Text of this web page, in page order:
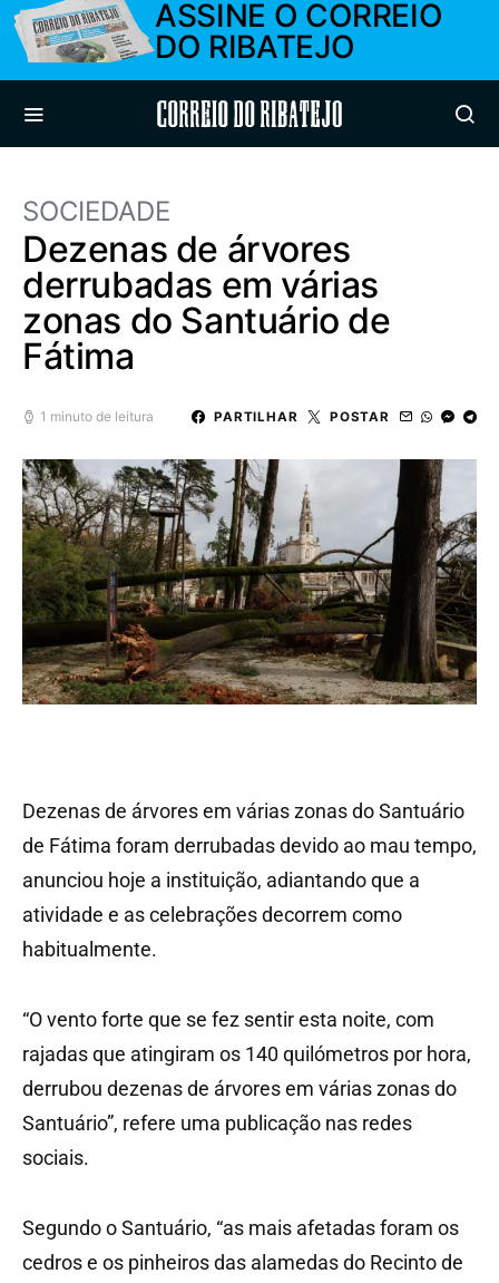
ASSINE O CORREIO
DO RIBATEJO
Correio do Ribatejo
SOCIEDADE
Dezenas de árvores
derrubadas em várias
zonas do Santuário de
Fátima
1 minuto de leitura PARTILHAR POSTAR
Dezenas de árvores em várias zonas do Santuário
de Fátima foram derrubadas devido ao mau tempo,
anunciou hoje a instituição, adiantando que a
atividade e as celebrações decorrem como
habitualmente.
“O vento forte que se fez sentir esta noite, com
rajadas que atingiram os 140 quilómetros por hora,
derrubou dezenas de árvores em várias zonas do
Santuário”, refere uma publicação nas redes
sociais.
Segundo o Santuário, “as mais afetadas foram os
cedros e os pinheiros das alamedas do Recinto de